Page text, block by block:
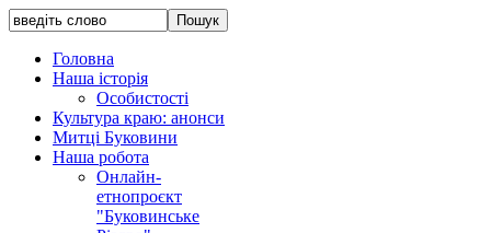
Головна
Наша історія
Особистості
Культура краю: анонси
Митці Буковини
Наша робота
Онлайн-
етнопроєкт
"Буковинське